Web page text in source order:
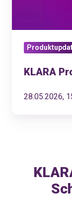
KLARA
28.05.2026,